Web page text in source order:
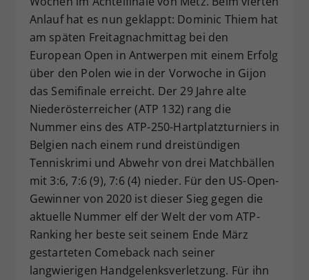
Anlauf hat es nun geklappt: Dominic Thiem hat
am späten Freitagnachmittag bei den
European Open in Antwerpen mit einem Erfolg
über den Polen wie in der Vorwoche in Gijon
das Semifinale erreicht. Der 29 Jahre alte
Niederösterreicher (ATP 132) rang die
Nummer eins des ATP-250-Hartplatzturniers in
Belgien nach einem rund dreistündigen
Tenniskrimi und Abwehr von drei Matchbällen
mit 3:6, 7:6 (9), 7:6 (4) nieder. Für den US-Open-
Gewinner von 2020 ist dieser Sieg gegen die
aktuelle Nummer elf der Welt der vom ATP-
Ranking her beste seit seinem Ende März
gestarteten Comeback nach seiner
langwierigen Handgelenksverletzung. Für ihn
Zweck
Dieser Wert speichert Ihre Consent-
Einstellungen. Unter anderem eine
zufällig generierte ID, für die
historische Speicherung Ihrer
vorgenommen Einstellungen, falls der
Webseiten-Betreiber dies eingestellt
hat.